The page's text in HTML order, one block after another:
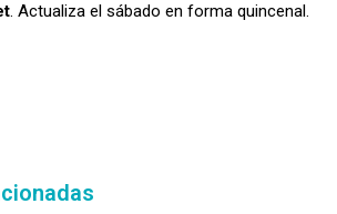
. Actualiza el sábado en forma quincenal.